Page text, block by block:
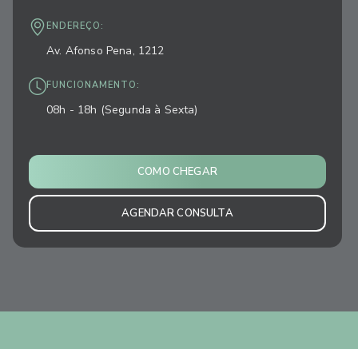
ENDEREÇO:
Av. Afonso Pena, 1212
FUNCIONAMENTO:
08h - 18h (Segunda à Sexta)
COMO CHEGAR
AGENDAR CONSULTA